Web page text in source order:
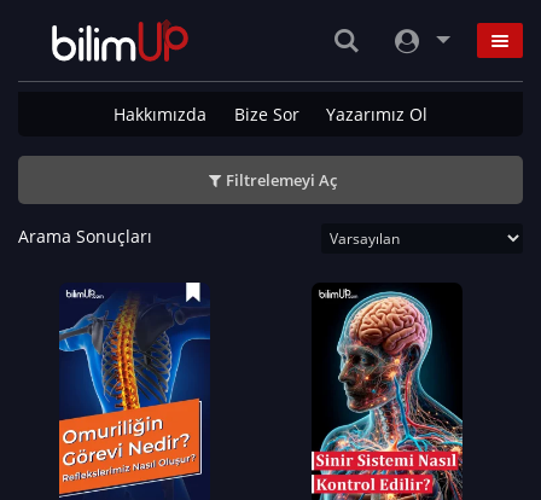
Hakkımızda Bize Sor Yazarımız Ol
Filtrelemeyi Aç
Arama Sonuçları